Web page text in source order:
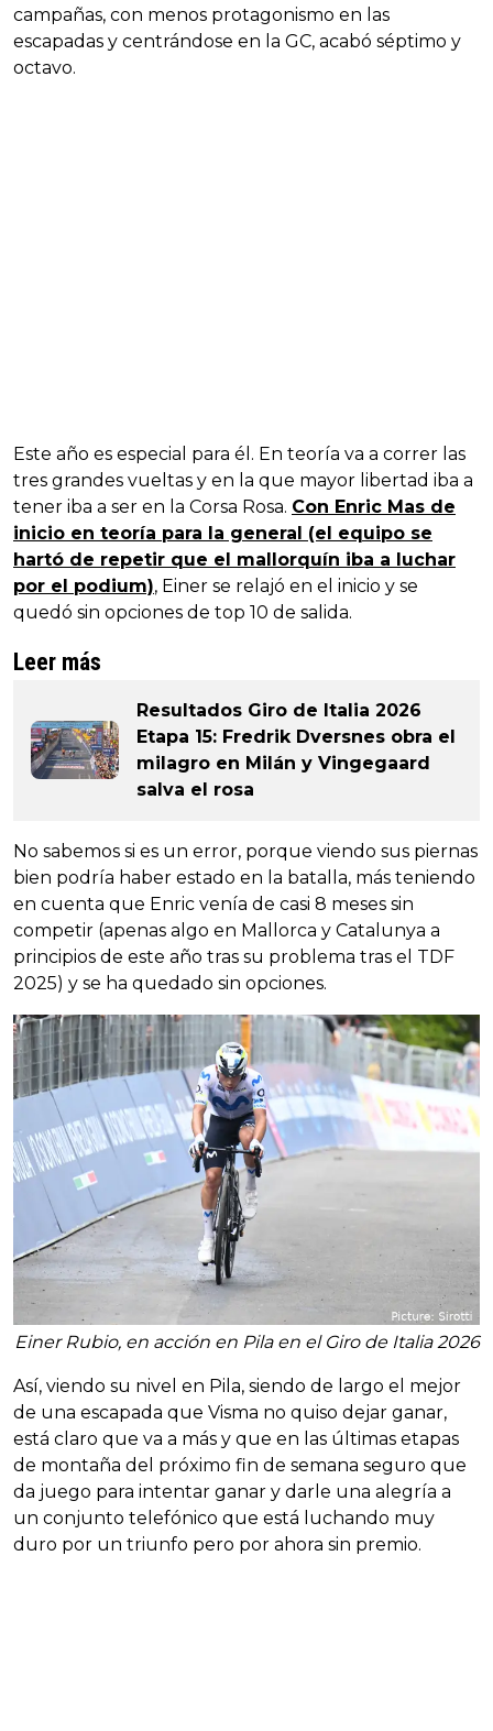
campañas, con menos protagonismo en las
escapadas y centrándose en la GC, acabó séptimo y
octavo.
Este año es especial para él. En teoría va a correr las
tres grandes vueltas y en la que mayor libertad iba a
tener iba a ser en la Corsa Rosa. Con Enric Mas de
inicio en teoría para la general (el equipo se
hartó de repetir que el mallorquín iba a luchar
por el podium), Einer se relajó en el inicio y se
quedó sin opciones de top 10 de salida.
Leer más
Resultados Giro de Italia 2026
Etapa 15: Fredrik Dversnes obra el
milagro en Milán y Vingegaard
salva el rosa
No sabemos si es un error, porque viendo sus piernas
bien podría haber estado en la batalla, más teniendo
en cuenta que Enric venía de casi 8 meses sin
competir (apenas algo en Mallorca y Catalunya a
principios de este año tras su problema tras el TDF
2025) y se ha quedado sin opciones.
Einer Rubio, en acción en Pila en el Giro de Italia 2026
Así, viendo su nivel en Pila, siendo de largo el mejor
de una escapada que Visma no quiso dejar ganar,
está claro que va a más y que en las últimas etapas
de montaña del próximo fin de semana seguro que
da juego para intentar ganar y darle una alegría a
un conjunto telefónico que está luchando muy
duro por un triunfo pero por ahora sin premio.